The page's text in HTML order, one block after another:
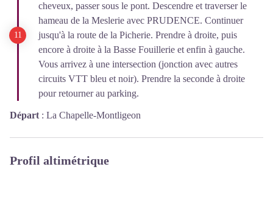
cheveux, passer sous le pont. Descendre et traverser le
hameau de la Meslerie avec PRUDENCE. Continuer
jusqu'à la route de la Picherie. Prendre à droite, puis
encore à droite à la Basse Fouillerie et enfin à gauche.
Vous arrivez à une intersection (jonction avec autres
circuits VTT bleu et noir). Prendre la seconde à droite
pour retourner au parking.
Départ : La Chapelle-Montligeon
Profil altimétrique